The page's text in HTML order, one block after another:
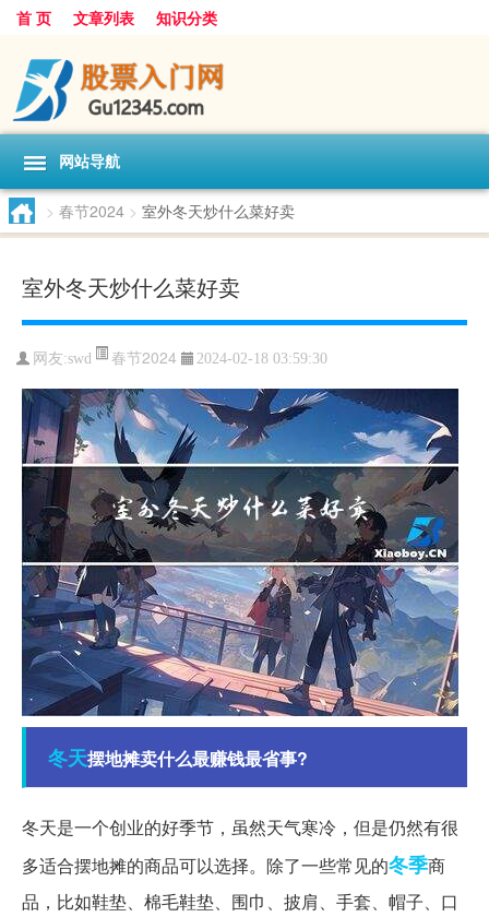
首 页 文章列表 知识分类
网站导航
> 春节2024 > 室外冬天炒什么菜好卖
室外冬天炒什么菜好卖
网友:swd 春节2024 2024-02-18 03:59:30
冬天摆地摊卖什么最赚钱最省事?
冬天是一个创业的好季节，虽然天气寒冷，但是仍然有很
多适合摆地摊的商品可以选择。除了一些常见的冬季商
品，比如鞋垫、棉毛鞋垫、围巾、披肩、手套、帽子、口